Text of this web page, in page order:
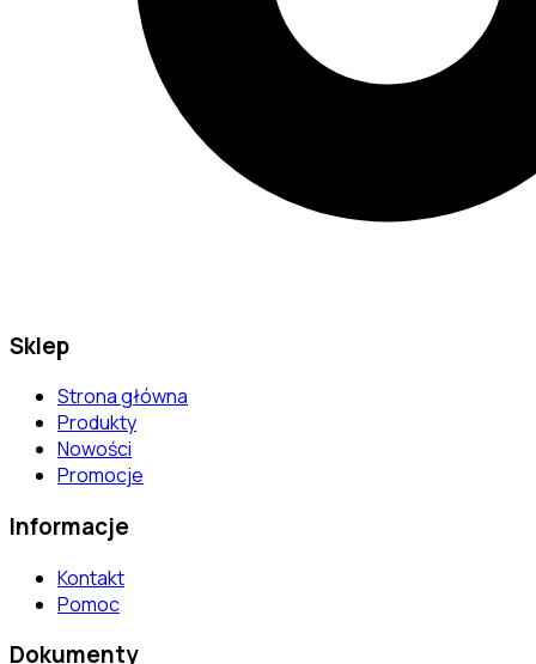
Sklep
Strona główna
Produkty
Nowości
Promocje
Informacje
Kontakt
Pomoc
Dokumenty